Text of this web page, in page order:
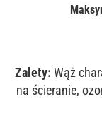
Zalety: Wąż
na ścieranie,